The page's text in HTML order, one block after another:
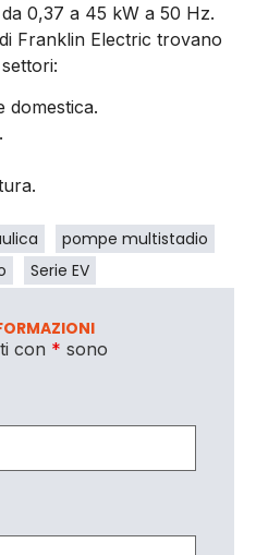
0,37 a 45 kW a 50 Hz.
Franklin Electric trovano
domestica.
pompe multistadio
Serie EV
con * sono